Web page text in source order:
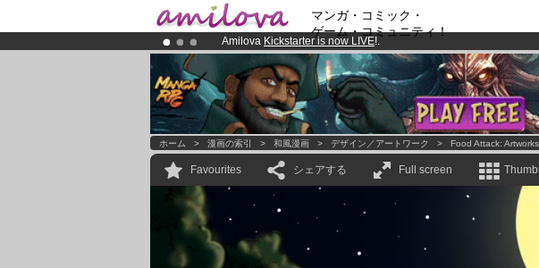
マンガ・コミック・
ゲーム・コミュニティ！
Amilova Kickstarter is now LIVE!.
Premium membership from3.95 eurosper month !Get
Already 100000membersand 1000 comics & mangas!.
ホーム > 漫画の索引 > 和風漫画 > デザイン／アートワーク > Food Attack: Artworks
Favourites シェアする Full screen